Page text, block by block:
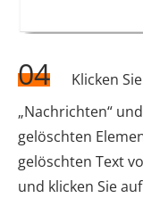
04
Klicken
„Nachrichten“
gelöschten
gelöschten Text
und klicken Sie